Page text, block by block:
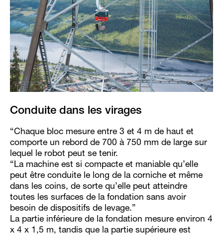
Conduite dans les virages
“Chaque bloc mesure entre 3 et 4 m de haut et
comporte un rebord de 700 à 750 mm de large sur
lequel le robot peut se tenir.
“La machine est si compacte et maniable qu’elle
peut être conduite le long de la corniche et même
dans les coins, de sorte qu’elle peut atteindre
toutes les surfaces de la fondation sans avoir
besoin de dispositifs de levage.”
La partie inférieure de la fondation mesure environ 4
x 4 x 1,5 m, tandis que la partie supérieure est